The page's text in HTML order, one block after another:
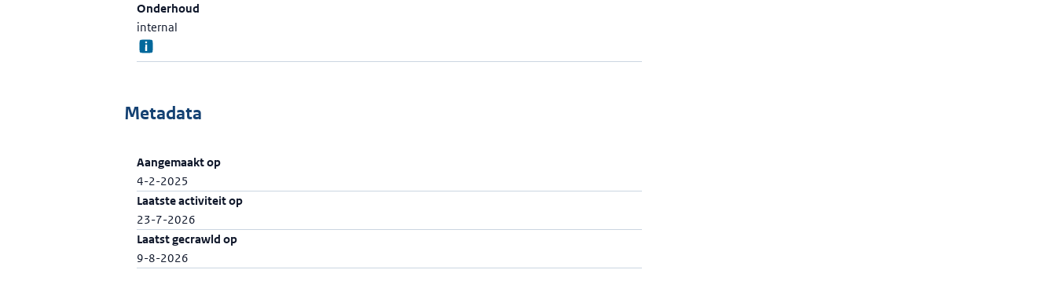
Onderhoud
internal
Metadata
Aangemaakt op
4-2-2025
Laatste activiteit op
23-7-2026
Laatst gecrawld op
9-8-2026